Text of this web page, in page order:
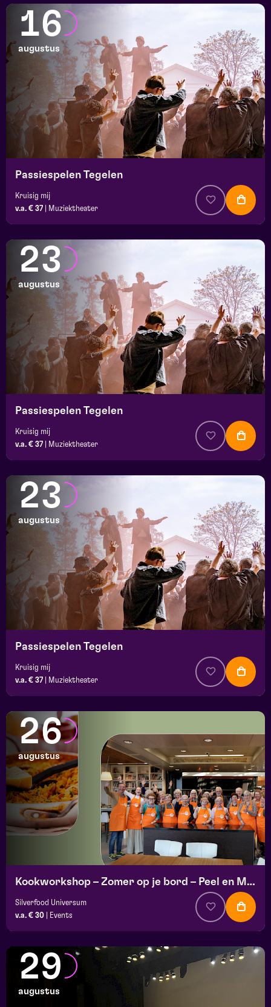
16
augustus
Passiespelen Tegelen
Kruisig mij
v.a. € 37
Muziektheater
23
augustus
Passiespelen Tegelen
Kruisig mij
v.a. € 37
Muziektheater
23
augustus
Passiespelen Tegelen
Kruisig mij
v.a. € 37
Muziektheater
26
augustus
Kookworkshop – Zomer op je bord – Peel en Maas
Silverfood Universum
v.a. € 30
Events
29
augustus